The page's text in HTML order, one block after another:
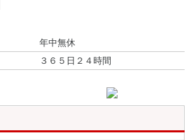
年中無休
３６５日２４時間